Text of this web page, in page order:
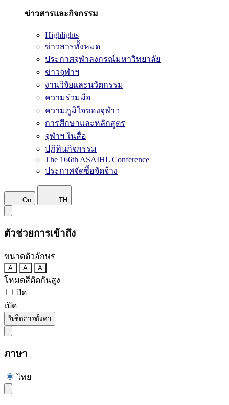
ข่าวสารและกิจกรรม
Highlights
ข่าวสารทั้งหมด
ประกาศจุฬาลงกรณ์มหาวิทยาลัย
ข่าวจุฬาฯ
งานวิจัยและนวัตกรรม
ความร่วมมือ
ความภูมิใจของจุฬาฯ
การศึกษาและหลักสูตร
จุฬาฯ ในสื่อ
ปฏิทินกิจกรรม
The 166th ASAIHL Conference
ประกาศจัดซื้อจัดจ้าง
On TH
ตัวช่วยการเข้าถึง
ขนาดตัวอักษร
A A A
โหมดสีตัดกันสูง
ปิด
เปิด
รีเซ็ตการตั้งค่า
ภาษา
ไทย